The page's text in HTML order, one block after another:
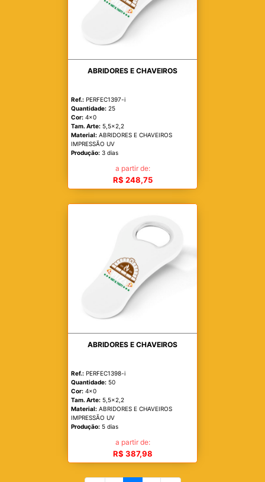
ABRIDORES E CHAVEIROS
Ref.: PERFEC1397-i
Quantidade: 25
Cor: 4x0
Tam. Arte: 5,5x2,2
Material: ABRIDORES E CHAVEIROS
IMPRESSÃO UV
Produção: 3 dias
a partir de:
R$ 248,75
ABRIDORES E CHAVEIROS
Ref.: PERFEC1398-i
Quantidade: 50
Cor: 4x0
Tam. Arte: 5,5x2,2
Material: ABRIDORES E CHAVEIROS
IMPRESSÃO UV
Produção: 5 dias
a partir de:
R$ 387,98